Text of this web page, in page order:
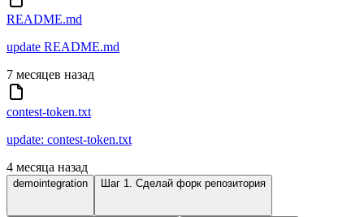
README.md
update README.md
7 месяцев назад
contest-token.txt
update: contest-token.txt
4 месяца назад
demointegration Шаг 1. Сделай форк репозитория